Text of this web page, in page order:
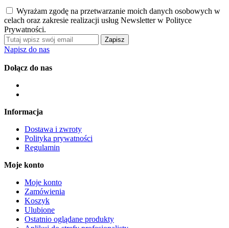
Wyrażam zgodę na przetwarzanie moich danych osobowych w
celach oraz zakresie realizacji usług Newsletter w Polityce
Prywatności.
Zapisz
Napisz do nas
Dołącz do nas
Informacja
Dostawa i zwroty
Polityka prywatności
Regulamin
Moje konto
Moje konto
Zamówienia
Koszyk
Ulubione
Ostatnio oglądane produkty